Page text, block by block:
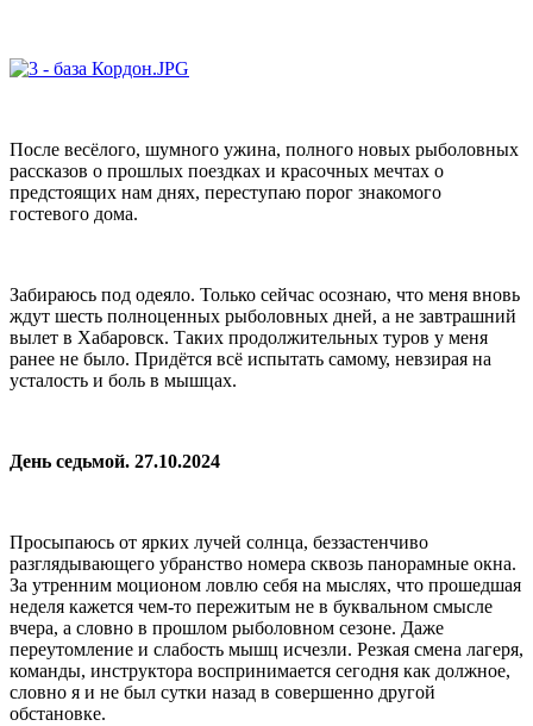
После весёлого, шумного ужина, полного новых рыболовных
рассказов о прошлых поездках и красочных мечтах о
предстоящих нам днях, переступаю порог знакомого
гостевого дома.
Забираюсь под одеяло. Только сейчас осознаю, что меня вновь
ждут шесть полноценных рыболовных дней, а не завтрашний
вылет в Хабаровск. Таких продолжительных туров у меня
ранее не было. Придётся всё испытать самому, невзирая на
усталость и боль в мышцах.
День седьмой. 27.10.2024
Просыпаюсь от ярких лучей солнца, беззастенчиво
разглядывающего убранство номера сквозь панорамные окна.
За утренним моционом ловлю себя на мыслях, что прошедшая
неделя кажется чем-то пережитым не в буквальном смысле
вчера, а словно в прошлом рыболовном сезоне. Даже
переутомление и слабость мышц исчезли. Резкая смена лагеря,
команды, инструктора воспринимается сегодня как должное,
словно я и не был сутки назад в совершенно другой
обстановке.